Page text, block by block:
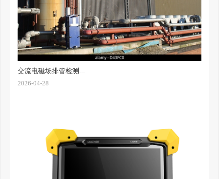
交流电磁场排管检测...
2026-04-28